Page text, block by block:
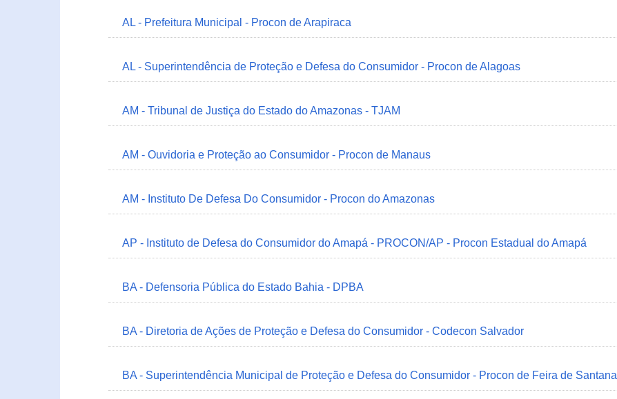
AL - Prefeitura Municipal - Procon de Arapiraca
AL - Superintendência de Proteção e Defesa do Consumidor - Procon de Alagoas
AM - Tribunal de Justiça do Estado do Amazonas - TJAM
AM - Ouvidoria e Proteção ao Consumidor - Procon de Manaus
AM - Instituto De Defesa Do Consumidor - Procon do Amazonas
AP - Instituto de Defesa do Consumidor do Amapá - PROCON/AP - Procon Estadual do Amapá
BA - Defensoria Pública do Estado Bahia - DPBA
BA - Diretoria de Ações de Proteção e Defesa do Consumidor - Codecon Salvador
BA - Superintendência Municipal de Proteção e Defesa do Consumidor - Procon de Feira de Santana